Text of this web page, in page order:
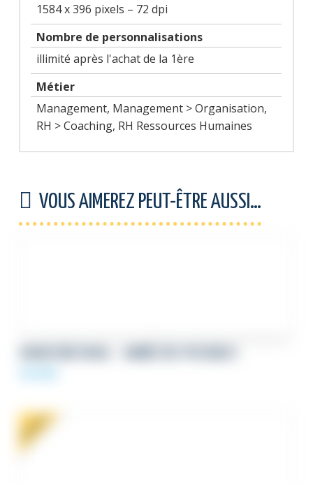
1584 x 396 pixels – 72 dpi
Nombre de personnalisations
illimité après l'achat de la 1ère
Métier
Management, Management > Organisation,
RH > Coaching, RH Ressources Humaines
VOUS AIMEREZ PEUT-ÊTRE AUSSI…
PROMO !